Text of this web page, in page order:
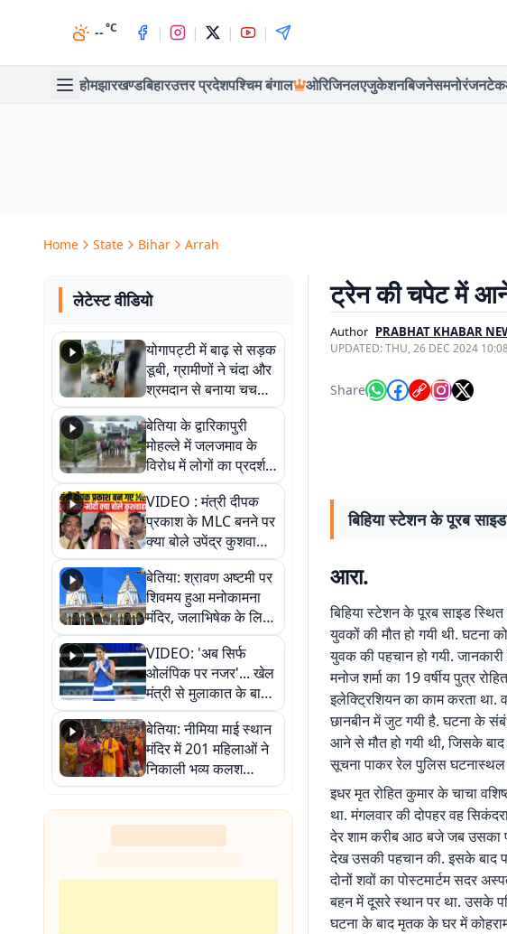
--°C | | | |
होमझारखण्डबिहारउत्तर प्रदेशपश्चिम बंगाल ओरिजिनलएजुकेशनबिजनेसमनोरंजनटेक
Home State Bihar Arrah
लेटेस्ट वीडियो
योगापट्टी में बाढ़ से सड़क
डूबी, ग्रामीणों ने चंदा और
श्रमदान से बनाया चचरी
पुल
बेतिया के द्वारिकापुरी
मोहल्ले में जलजमाव के
विरोध में लोगों का प्रदर्शन,
स्थायी समाधान की मांग
VIDEO : मंत्री दीपक
प्रकाश के MLC बनने पर
क्या बोले उपेंद्र कुशवाहा,
सुनिए
बेतिया: श्रावण अष्टमी पर
शिवमय हुआ मनोकामना
मंदिर, जलाभिषेक के लिए
लगी लंबी कतारें
VIDEO: 'अब सिर्फ
ओलंपिक पर नजर'... खेल
मंत्री से मुलाकात के बाद
जैसमीन लंबोरिया का बड़ा
बयान
बेतिया: नीमिया माई स्थान
मंदिर में 201 महिलाओं ने
निकाली भव्य कलश
शोभायात्रा, शिवलिंग
प्राण-प्रतिष्ठा महोत्सव
शुरू
ट्रेन की चपेट में
Author PRABHAT KHABAR
UPDATED:THU, 26 DEC 2024
Share
बिहिया स्टेशन के पूरब
आरा.
बिहिया स्टेशन के पूरब साइड
युवकों की मौत हो गयी थी. घटना
युवक की पहचान हो गयी.
मनोज शर्मा का 19 वर्षीय पुत्र
इलेक्ट्रिशियन का काम करता
छानबीन में जुट गयी है. घटना के
आने से मौत हो गयी थी, जिसके बाद
सूचना पाकर रेल पुलिस घटनास्थल
इधर मृत रोहित कुमार के चाचा
था. मंगलवार की दोपहर वह
देर शाम करीब आठ बजे जब उसका
देख उसकी पहचान की. इसके बाद
दोनों शवों का पोस्टमार्टम सदर
बहन में दूसरे स्थान पर था. उसके
घटना के बाद मृतक के घर में